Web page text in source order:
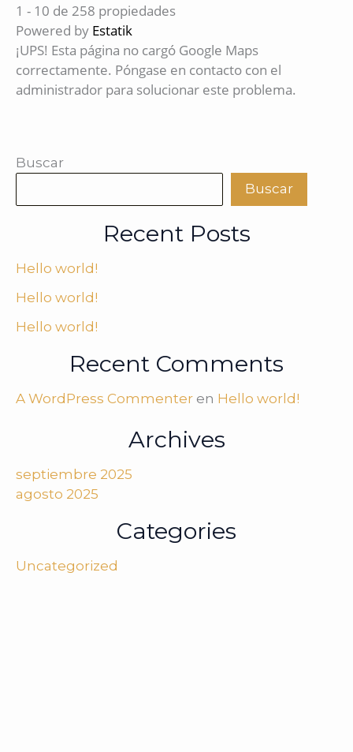
1 - 10 de 258 propiedades
Powered by Estatik
¡UPS! Esta página no cargó Google Maps
correctamente. Póngase en contacto con el
administrador para solucionar este problema.
Buscar
Buscar
Recent Posts
Hello world!
Hello world!
Hello world!
Recent Comments
A WordPress Commenter en Hello world!
Archives
septiembre 2025
agosto 2025
Categories
Uncategorized